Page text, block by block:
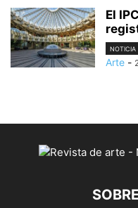
El
NOTICIA
Arte -